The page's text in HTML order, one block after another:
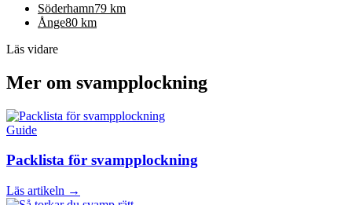
Söderhamn79 km
Ånge80 km
Läs vidare
Mer om svampplockning
Guide
Packlista för svampplockning
Läs artikeln →